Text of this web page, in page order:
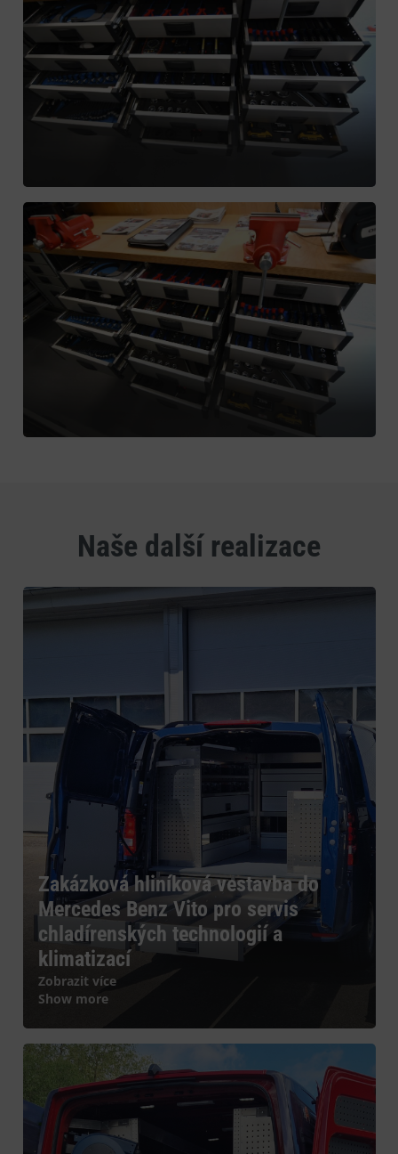
Naše další realizace
Zakázková hliníková vestavba do
Mercedes Benz Vito pro servis
chladírenských technologií a
klimatizací
Zobrazit více
Show more